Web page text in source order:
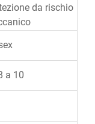
da rischio
a 10